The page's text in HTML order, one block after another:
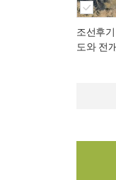
조선후
도와 전